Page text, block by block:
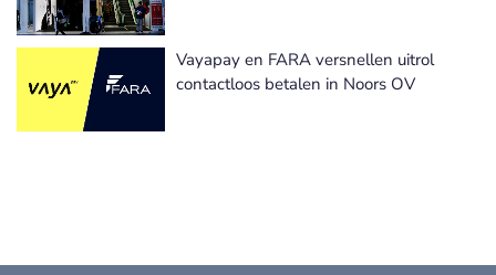
Vayapay en FARA versnellen uitrol
contactloos betalen in Noors OV